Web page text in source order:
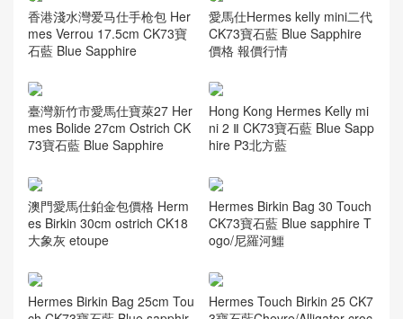
ette購買分享 CK73寶石藍 Blu
e sapphire
mes Verrou 17.5cm CK73寶
石藍 Blue Sapphire
CK73寶石藍 Blue Sapphire
價格 報價行情
mes Bolide 27cm Ostrich CK
73寶石藍 Blue Sapphire
ni 2 Ⅱ CK73寶石藍 Blue Sapp
hire P3北方藍